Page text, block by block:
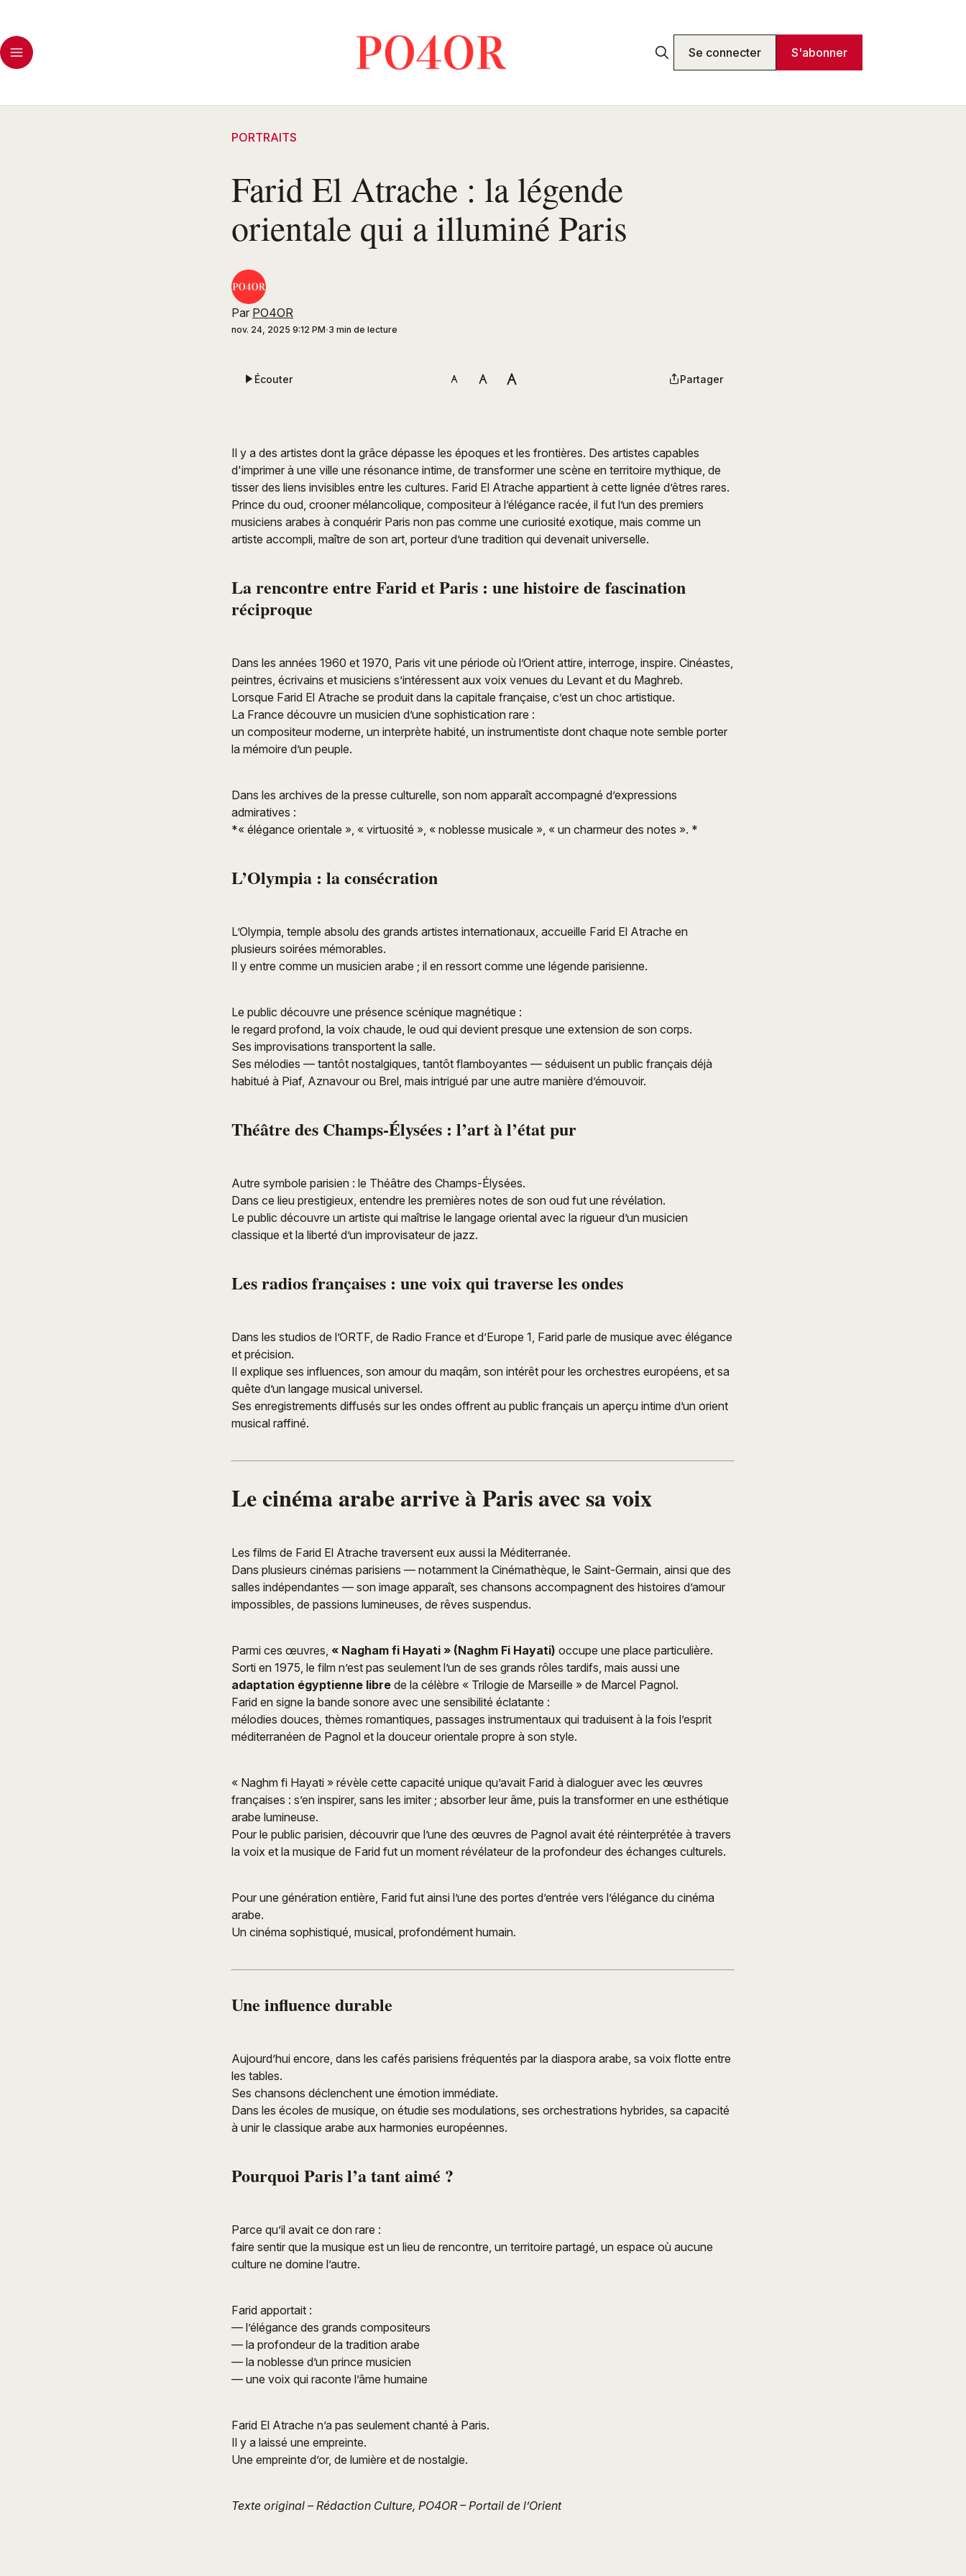
Se connecter S'abonner
PORTRAITS
Farid El Atrache : la légende
orientale qui a illuminé Paris
Par PO4OR
nov. 24, 2025 9:12 PM 3 min de lecture
Écouter Partager
Il y a des artistes dont la grâce dépasse les époques et les frontières. Des artistes capables
d'imprimer à une ville une résonance intime, de transformer une scène en territoire mythique, de
tisser des liens invisibles entre les cultures. Farid El Atrache appartient à cette lignée d’êtres rares.
Prince du oud, crooner mélancolique, compositeur à l’élégance racée, il fut l’un des premiers
musiciens arabes à conquérir Paris non pas comme une curiosité exotique, mais comme un
artiste accompli, maître de son art, porteur d’une tradition qui devenait universelle.
La rencontre entre Farid et Paris : une histoire de fascination
réciproque
Dans les années 1960 et 1970, Paris vit une période où l’Orient attire, interroge, inspire. Cinéastes,
peintres, écrivains et musiciens s’intéressent aux voix venues du Levant et du Maghreb.
Lorsque Farid El Atrache se produit dans la capitale française, c’est un choc artistique.
La France découvre un musicien d’une sophistication rare :
un compositeur moderne, un interprète habité, un instrumentiste dont chaque note semble porter
la mémoire d’un peuple.
Dans les archives de la presse culturelle, son nom apparaît accompagné d’expressions
admiratives :
*« élégance orientale », « virtuosité », « noblesse musicale », « un charmeur des notes ». *
L’Olympia : la consécration
L’Olympia, temple absolu des grands artistes internationaux, accueille Farid El Atrache en
plusieurs soirées mémorables.
Il y entre comme un musicien arabe ; il en ressort comme une légende parisienne.
Le public découvre une présence scénique magnétique :
le regard profond, la voix chaude, le oud qui devient presque une extension de son corps.
Ses improvisations transportent la salle.
Ses mélodies — tantôt nostalgiques, tantôt flamboyantes — séduisent un public français déjà
habitué à Piaf, Aznavour ou Brel, mais intrigué par une autre manière d’émouvoir.
Théâtre des Champs-Élysées : l’art à l’état pur
Autre symbole parisien : le Théâtre des Champs-Élysées.
Dans ce lieu prestigieux, entendre les premières notes de son oud fut une révélation.
Le public découvre un artiste qui maîtrise le langage oriental avec la rigueur d’un musicien
classique et la liberté d’un improvisateur de jazz.
Les radios françaises : une voix qui traverse les ondes
Dans les studios de l’ORTF, de Radio France et d’Europe 1, Farid parle de musique avec élégance
et précision.
Il explique ses influences, son amour du maqâm, son intérêt pour les orchestres européens, et sa
quête d’un langage musical universel.
Ses enregistrements diffusés sur les ondes offrent au public français un aperçu intime d’un orient
musical raffiné.
Le cinéma arabe arrive à Paris avec sa voix
Les films de Farid El Atrache traversent eux aussi la Méditerranée.
Dans plusieurs cinémas parisiens — notamment la Cinémathèque, le Saint-Germain, ainsi que des
salles indépendantes — son image apparaît, ses chansons accompagnent des histoires d’amour
impossibles, de passions lumineuses, de rêves suspendus.
Parmi ces œuvres, « Nagham fi Hayati » (Naghm Fi Hayati) occupe une place particulière.
Sorti en 1975, le film n’est pas seulement l’un de ses grands rôles tardifs, mais aussi une
adaptation égyptienne libre de la célèbre « Trilogie de Marseille » de Marcel Pagnol.
Farid en signe la bande sonore avec une sensibilité éclatante :
mélodies douces, thèmes romantiques, passages instrumentaux qui traduisent à la fois l’esprit
méditerranéen de Pagnol et la douceur orientale propre à son style.
« Naghm fi Hayati » révèle cette capacité unique qu’avait Farid à dialoguer avec les œuvres
françaises : s’en inspirer, sans les imiter ; absorber leur âme, puis la transformer en une esthétique
arabe lumineuse.
Pour le public parisien, découvrir que l’une des œuvres de Pagnol avait été réinterprétée à travers
la voix et la musique de Farid fut un moment révélateur de la profondeur des échanges culturels.
Pour une génération entière, Farid fut ainsi l’une des portes d’entrée vers l’élégance du cinéma
arabe.
Un cinéma sophistiqué, musical, profondément humain.
Une influence durable
Aujourd’hui encore, dans les cafés parisiens fréquentés par la diaspora arabe, sa voix flotte entre
les tables.
Ses chansons déclenchent une émotion immédiate.
Dans les écoles de musique, on étudie ses modulations, ses orchestrations hybrides, sa capacité
à unir le classique arabe aux harmonies européennes.
Pourquoi Paris l’a tant aimé ?
Parce qu’il avait ce don rare :
faire sentir que la musique est un lieu de rencontre, un territoire partagé, un espace où aucune
culture ne domine l’autre.
Farid apportait :
— l’élégance des grands compositeurs
— la profondeur de la tradition arabe
— la noblesse d’un prince musicien
— une voix qui raconte l’âme humaine
Farid El Atrache n’a pas seulement chanté à Paris.
Il y a laissé une empreinte.
Une empreinte d’or, de lumière et de nostalgie.
Texte original – Rédaction Culture, PO4OR – Portail de l’Orient